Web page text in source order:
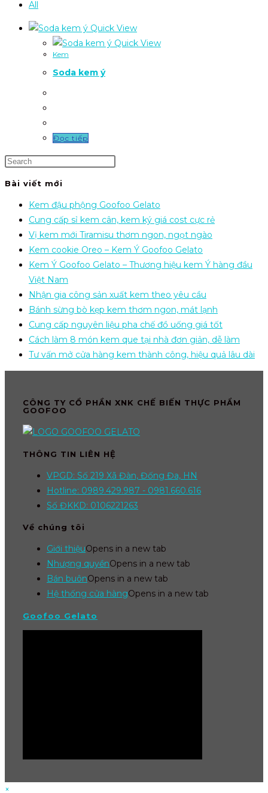
All
Quick View
Quick View
Kem
Soda kem ý
Đọc tiếp
Bài viết mới
Kem đậu phộng Goofoo Gelato
Cung cấp sỉ kem cân, kem ký giá cost cực rẻ
Vị kem mới Tiramisu thơm ngon, ngọt ngào
Kem cookie Oreo – Kem Ý Goofoo Gelato
Kem Ý Goofoo Gelato – Thương hiệu kem Ý hàng đầu
Việt Nam
Nhận gia công sản xuất kem theo yêu cầu
Bánh sừng bò kẹp kem thơm ngon, mát lạnh
Cung cấp nguyên liệu pha chế đồ uống giá tốt
Cách làm 8 món kem que tại nhà đơn giản, dễ làm
Tư vấn mở cửa hàng kem thành công, hiệu quả lâu dài
CÔNG TY CỔ PHẦN XNK CHẾ BIẾN THỰC PHẨM
GOOFOO
THÔNG TIN LIÊN HỆ
VPGD: Số 219 Xã Đàn, Đống Đa, HN
Hotline: 0989.429.987 - 0981.660.616
Số ĐKKD: 0106221263
Về chúng tôi
Giới thiệuOpens in a new tab
Nhượng quyềnOpens in a new tab
Bán buônOpens in a new tab
Hệ thống cửa hàngOpens in a new tab
Goofoo Gelato
×